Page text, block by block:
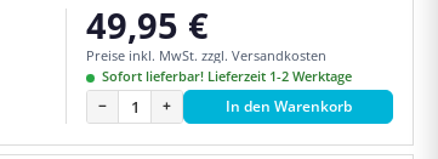
Regulärer Preis:
49,95 €
Preise inkl. MwSt. zzgl. Versandkosten
Sofort lieferbar! Lieferzeit 1-2 Werktage
− + In den Warenkorb